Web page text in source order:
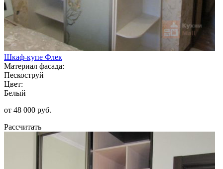
Шкаф-купе Флек
Материал фасада:
Пескоструй
Цвет:
Белый
от 48 000 руб.
Рассчитать